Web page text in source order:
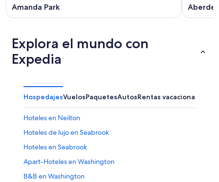
Amanda Park
Explora el mundo con
Expedia
HospedajesVuelosPaquetesAutosRentas vacacionales
Hoteles en Neilton
Hoteles de lujo en Seabrook
Hoteles en Seabrook
Apart-Hoteles en Washington
B&B en Washington